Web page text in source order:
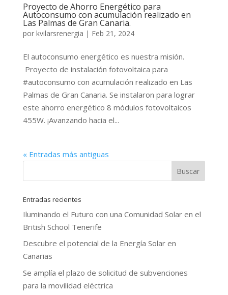
Proyecto de Ahorro Energético para
Autoconsumo con acumulación realizado en
Las Palmas de Gran Canaria.
por kvilarsrenergia | Feb 21, 2024
El autoconsumo energético es nuestra misión.
Proyecto de instalación fotovoltaica para
#autoconsumo con acumulación realizado en Las
Palmas de Gran Canaria. Se instalaron para lograr
este ahorro energético 8 módulos fotovoltaicos
455W. ¡Avanzando hacia el...
« Entradas más antiguas
Entradas recientes
Iluminando el Futuro con una Comunidad Solar en el
British School Tenerife
Descubre el potencial de la Energía Solar en
Canarias
Se amplía el plazo de solicitud de subvenciones
para la movilidad eléctrica